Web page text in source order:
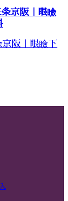
阪｜眼瞼下